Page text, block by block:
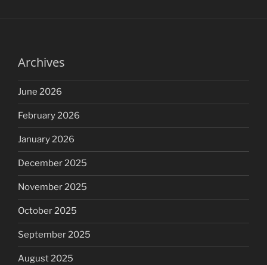
Archives
June 2026
February 2026
January 2026
December 2025
November 2025
October 2025
September 2025
August 2025